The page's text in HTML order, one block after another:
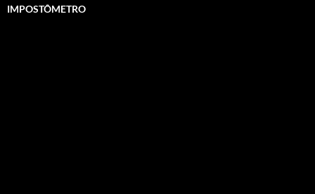
IMPOSTÔMETRO